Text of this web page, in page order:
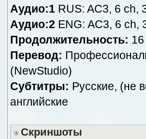
Аудио:1 RUS: AC3, 6 ch,
Аудио:2 ENG: AC3, 6 ch,
Продолжительность:
Перевод:
(NewStudio)
Субтитры: Русские, (не
английские
Скриншоты